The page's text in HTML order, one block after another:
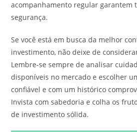
acompanhamento regular garantem
segurança.
Se você está em busca da melhor
investimento, não deixe de
Lembre-se sempre de analisar
disponíveis no mercado e escolher
confiável e com um histórico
Invista com sabedoria e colha os
de investimento sólida.